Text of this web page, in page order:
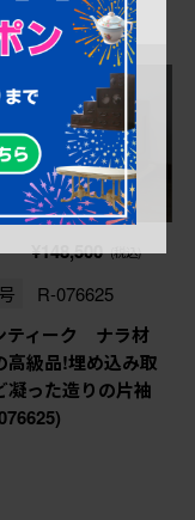
ペア済み品
売り切れ
¥148,500 (税込)
R-076625
ティーク ナラ材
高級品!埋め込み取
凝った造りの片袖